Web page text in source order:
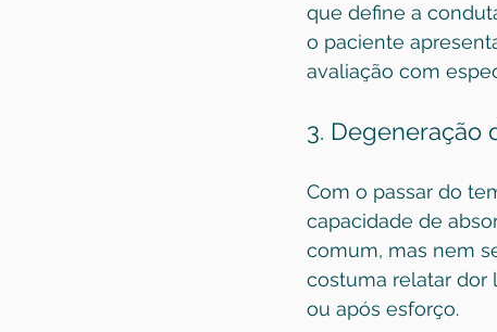
que define a
o paciente
avaliação com
3. Degeneração
Com o passar do
capacidade de
comum, mas nem
costuma relatar dor
ou após esforço.